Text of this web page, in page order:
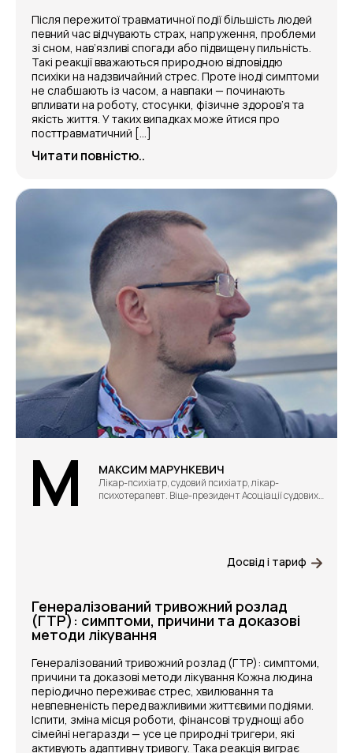
Після пережитої травматичної події більшість людей
певний час відчувають страх, напруження, проблеми
зі сном, нав’язливі спогади або підвищену пильність.
Такі реакції вважаються природною відповіддю
психіки на надзвичайний стрес. Проте іноді симптоми
не слабшають із часом, а навпаки — починають
впливати на роботу, стосунки, фізичне здоров’я та
якість життя. У таких випадках може йтися про
посттравматичний […]
Читати повністю..
М МАКСИМ МАРУНКЕВИЧ
Лікар-психіатр, судовий психіатр, лікар-
психотерапевт. Віце-президент Асоціації судових
Досвід і тариф
Генералізований тривожний розлад
(ГТР): симптоми, причини та доказові
методи лікування
Генералізований тривожний розлад (ГТР): симптоми,
причини та доказові методи лікування Кожна людина
періодично переживає стрес, хвилювання та
невпевненість перед важливими життєвими подіями.
Іспити, зміна місця роботи, фінансові труднощі або
сімейні негаразди — усе це природні тригери, які
активують адаптивну тривогу. Така реакція виграє